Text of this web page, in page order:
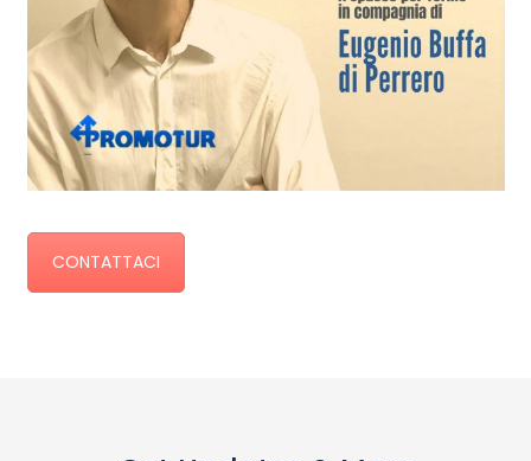
CONTATTACI